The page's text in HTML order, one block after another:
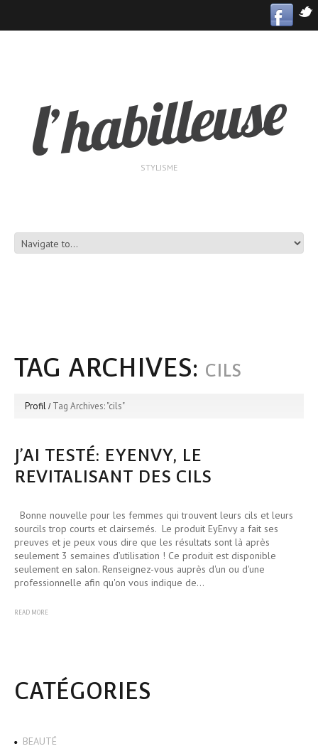
STYLISME
TAG ARCHIVES: CILS
Profil Tag Archives: "cils"
J’AI TESTÉ: EYENVY, LE
REVITALISANT DES CILS
Bonne nouvelle pour les femmes qui trouvent leurs cils et leurs
sourcils trop courts et clairsemés. Le produit EyEnvy a fait ses
preuves et je peux vous dire que les résultats sont là après
seulement 3 semaines d’utilisation ! Ce produit est disponible
seulement en salon. Renseignez-vous auprès d'un ou d'une
professionnelle afin qu'on vous indique de…
READ MORE
CATÉGORIES
BEAUTÉ